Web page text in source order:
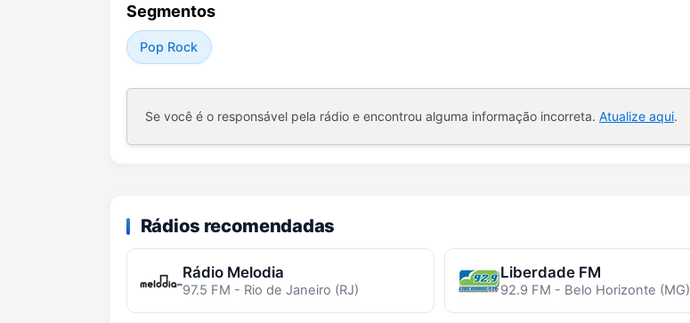
Segmentos
Pop Rock
Se você é o responsável pela rádio e encontrou alguma informação incorreta. Atualize aqui.
Rádios recomendadas
Rádio Melodia
97.5 FM - Rio de Janeiro (RJ)
Liberdade FM
92.9 FM - Belo Horizonte (MG)